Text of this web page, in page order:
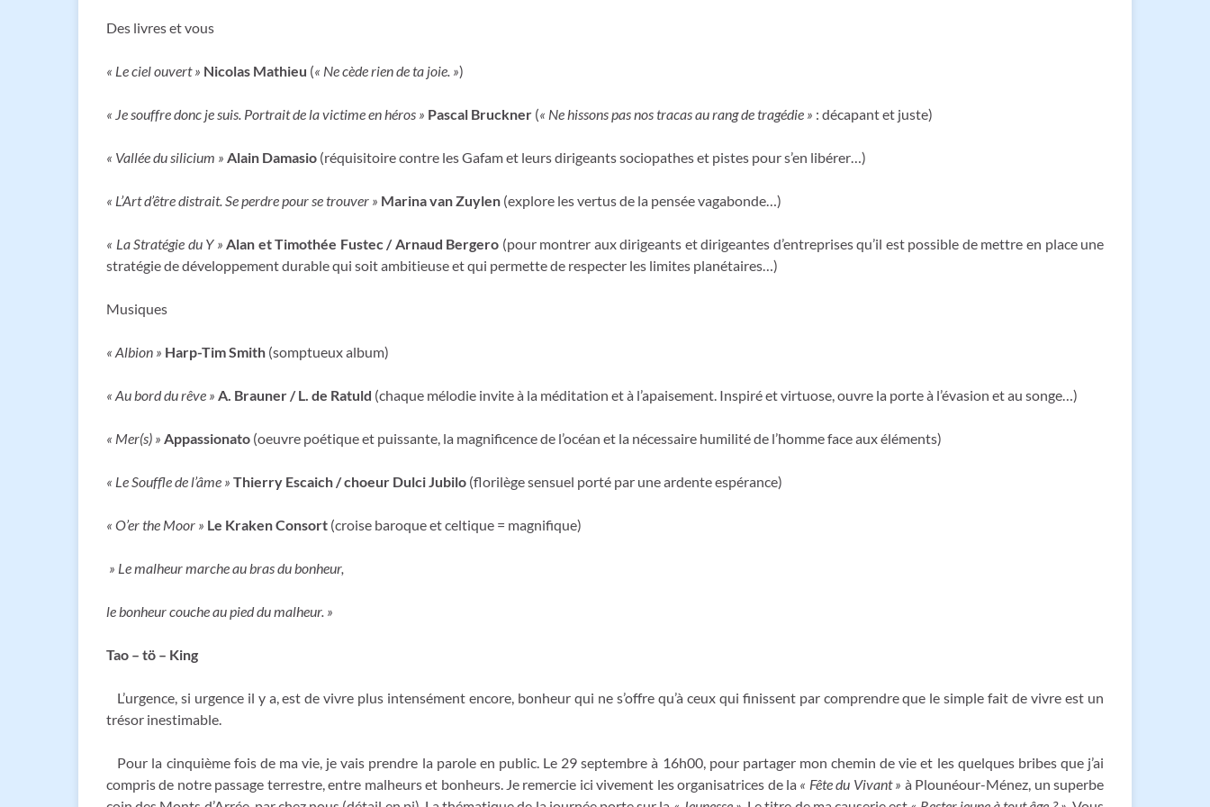
Des livres et vous
« Le ciel ouvert » Nicolas Mathieu (« Ne cède rien de ta joie. »)
« Je souffre donc je suis. Portrait de la victime en héros » Pascal Bruckner (« Ne hissons pas nos tracas au rang de tragédie » : décapant et juste)
« Vallée du silicium » Alain Damasio (réquisitoire contre les Gafam et leurs dirigeants sociopathes et pistes pour s’en libérer…)
« L’Art d’être distrait. Se perdre pour se trouver » Marina van Zuylen (explore les vertus de la pensée vagabonde…)
« La Stratégie du Y » Alan et Timothée Fustec / Arnaud Bergero (pour montrer aux dirigeants et dirigeantes d’entreprises qu’il est possible de mettre en place une
stratégie de développement durable qui soit ambitieuse et qui permette de respecter les limites planétaires…)
Musiques
« Albion » Harp-Tim Smith (somptueux album)
« Au bord du rêve » A. Brauner / L. de Ratuld (chaque mélodie invite à la méditation et à l’apaisement. Inspiré et virtuose, ouvre la porte à l’évasion et au songe…)
« Mer(s) » Appassionato (oeuvre poétique et puissante, la magnificence de l’océan et la nécessaire humilité de l’homme face aux éléments)
« Le Souffle de l’âme » Thierry Escaich / choeur Dulci Jubilo (florilège sensuel porté par une ardente espérance)
« O’er the Moor » Le Kraken Consort (croise baroque et celtique = magnifique)
» Le malheur marche au bras du bonheur,
le bonheur couche au pied du malheur. »
Tao – tö – King
L’urgence, si urgence il y a, est de vivre plus intensément encore, bonheur qui ne s’offre qu’à ceux qui finissent par comprendre que le simple fait de vivre est un
trésor inestimable.
Pour la cinquième fois de ma vie, je vais prendre la parole en public. Le 29 septembre à 16h00, pour partager mon chemin de vie et les quelques bribes que j’ai
compris de notre passage terrestre, entre malheurs et bonheurs. Je remercie ici vivement les organisatrices de la « Fête du Vivant » à Plounéour-Ménez, un superbe